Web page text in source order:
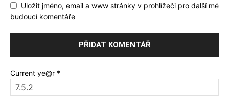
Uložit jméno, email a www stránky v prohlížeči pro další mé
budoucí komentáře
Current ye@r *